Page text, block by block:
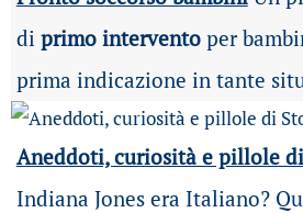
di primo interventoper
prima indicazione in tante
Aneddoti, curiosità e pillole
Indiana Jones era Italiano?